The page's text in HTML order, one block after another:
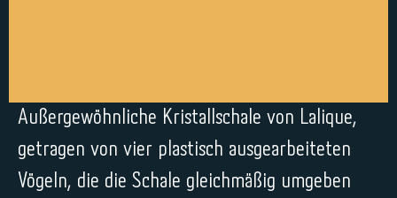
Außergewöhnliche Kristallschale von Lalique,
getragen von vier plastisch ausgearbeiteten
Vögeln, die die Schale gleichmäßig umgeben